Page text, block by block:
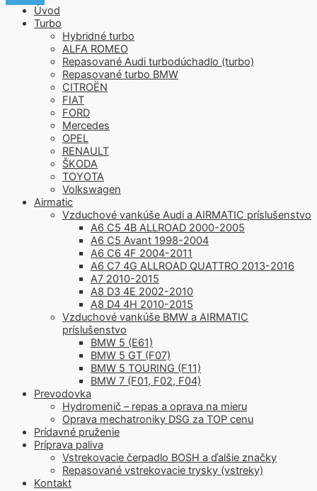
Úvod
Turbo
Hybridné turbo
ALFA ROMEO
Repasované Audi turbodúchadlo (turbo)
Repasované turbo BMW
CITROËN
FIAT
FORD
Mercedes
OPEL
RENAULT
ŠKODA
TOYOTA
Volkswagen
Airmatic
Vzduchové vankúše Audi a AIRMATIC príslušenstvo
A6 C5 4B ALLROAD 2000-2005
A6 C5 Avant 1998-2004
A6 C6 4F 2004-2011
A6 C7 4G ALLROAD QUATTRO 2013-2016
A7 2010-2015
A8 D3 4E 2002-2010
A8 D4 4H 2010-2015
Vzduchové vankúše BMW a AIRMATIC
príslušenstvo
BMW 5 (E61)
BMW 5 GT (F07)
BMW 5 TOURING (F11)
BMW 7 (F01, F02, F04)
Prevodovka
Hydromenič – repas a oprava na mieru
Oprava mechatroniky DSG za TOP cenu
Prídavné pruženie
Príprava paliva
Vstrekovacie čerpadlo BOSH a ďalšie značky
Repasované vstrekovacie trysky (vstreky)
Kontakt